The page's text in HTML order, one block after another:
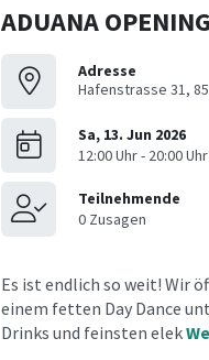
ADUANA
Adresse
Hafenstrasse 31,
Es ist endlich so weit! Wir
einem fetten Day Dance
Drinks und feinsten elek